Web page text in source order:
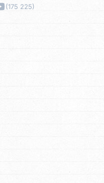
(175 225)